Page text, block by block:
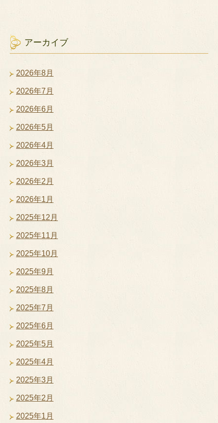
アーカイブ
2026年8月
2026年7月
2026年6月
2026年5月
2026年4月
2026年3月
2026年2月
2026年1月
2025年12月
2025年11月
2025年10月
2025年9月
2025年8月
2025年7月
2025年6月
2025年5月
2025年4月
2025年3月
2025年2月
2025年1月